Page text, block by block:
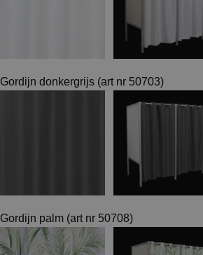
Gordijn donkergrijs (art nr 50703)
Gordijn palm (art nr 50708)